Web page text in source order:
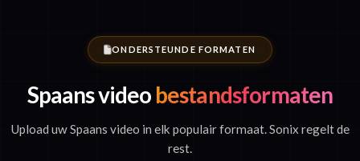
ONDERSTEUNDE FORMATEN
Spaans video bestandsformaten
Upload uw Spaans video in elk populair formaat. Sonix regelt de
rest.